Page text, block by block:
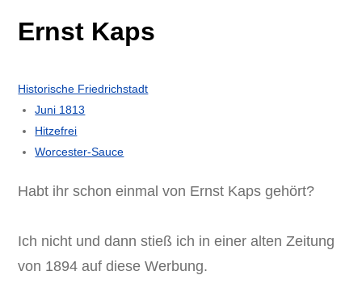
Ernst Kaps
Historische Friedrichstadt
Juni 1813
Hitzefrei
Worcester-Sauce
Habt ihr schon einmal von Ernst Kaps gehört?
Ich nicht und dann stieß ich in einer alten Zeitung
von 1894 auf diese Werbung.